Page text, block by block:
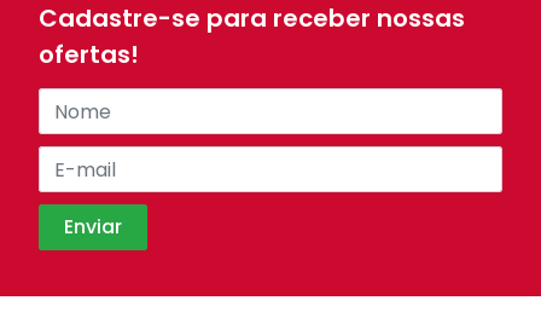
Cadastre-se para receber nossas
ofertas!